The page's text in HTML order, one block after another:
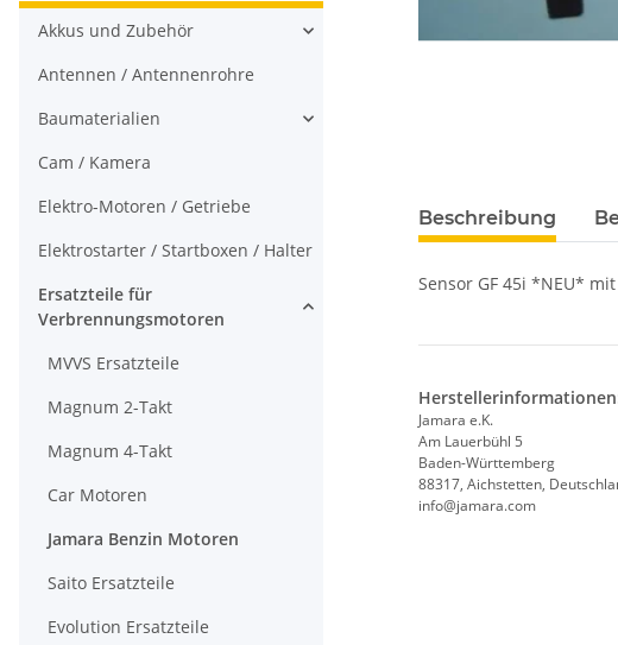
Beschreibung
Sensor GF 45i *NEU*
Jamara e.K.
Am Lauerbühl 5
Baden-Württemberg
88317, Aichstetten,
info@jamara.com
Akkus und Zubehör
Antennen / Antennenrohre
Baumaterialien
Cam / Kamera
Elektro-Motoren / Getriebe
Elektrostarter / Startboxen / Halter
Ersatzteile für
Verbrennungsmotoren
MVVS Ersatzteile
Magnum 2-Takt
Magnum 4-Takt
Car Motoren
Jamara Benzin Motoren
Saito Ersatzteile
Evolution Ersatzteile